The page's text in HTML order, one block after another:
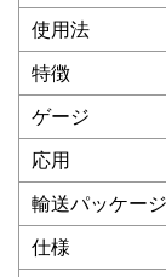
使用法
特徴
ゲージ
応用
輸送パッケージ
仕様